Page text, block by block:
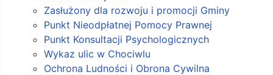
Zasłużony dla rozwoju i promocji Gminy
Punkt Nieodpłatnej Pomocy Prawnej
Punkt Konsultacji Psychologicznych
Wykaz ulic w Chociwlu
Ochrona Ludności i Obrona Cywilna